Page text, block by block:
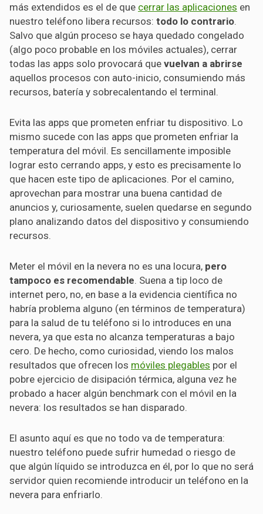
más extendidos es el de que cerrar las aplicaciones en
nuestro teléfono libera recursos: todo lo contrario.
Salvo que algún proceso se haya quedado congelado
(algo poco probable en los móviles actuales), cerrar
todas las apps solo provocará que vuelvan a abrirse
aquellos procesos con auto-inicio, consumiendo más
recursos, batería y sobrecalentando el terminal.
Evita las apps que prometen enfriar tu dispositivo. Lo
mismo sucede con las apps que prometen enfriar la
temperatura del móvil. Es sencillamente imposible
lograr esto cerrando apps, y esto es precisamente lo
que hacen este tipo de aplicaciones. Por el camino,
aprovechan para mostrar una buena cantidad de
anuncios y, curiosamente, suelen quedarse en segundo
plano analizando datos del dispositivo y consumiendo
recursos.
Meter el móvil en la nevera no es una locura, pero
tampoco es recomendable. Suena a tip loco de
internet pero, no, en base a la evidencia científica no
habría problema alguno (en términos de temperatura)
para la salud de tu teléfono si lo introduces en una
nevera, ya que esta no alcanza temperaturas a bajo
cero. De hecho, como curiosidad, viendo los malos
resultados que ofrecen los móviles plegables por el
pobre ejercicio de disipación térmica, alguna vez he
probado a hacer algún benchmark con el móvil en la
nevera: los resultados se han disparado.
El asunto aquí es que no todo va de temperatura:
nuestro teléfono puede sufrir humedad o riesgo de
que algún líquido se introduzca en él, por lo que no será
servidor quien recomiende introducir un teléfono en la
nevera para enfriarlo.